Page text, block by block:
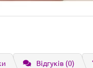
Відгуків (0)